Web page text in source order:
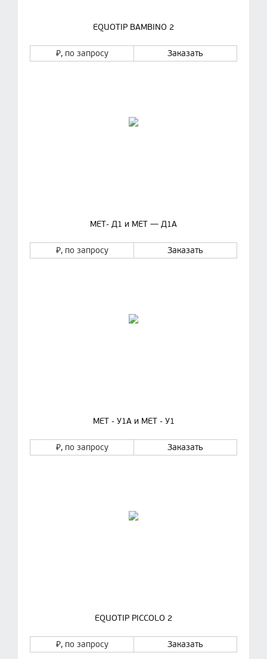
EQUOTIP BAMBINO 2
₽, по запросу Заказать
МЕТ- Д1 и МЕТ — Д1А
₽, по запросу Заказать
МЕТ - У1А и МЕТ - У1
₽, по запросу Заказать
EQUOTIP PICCOLO 2
₽, по запросу Заказать